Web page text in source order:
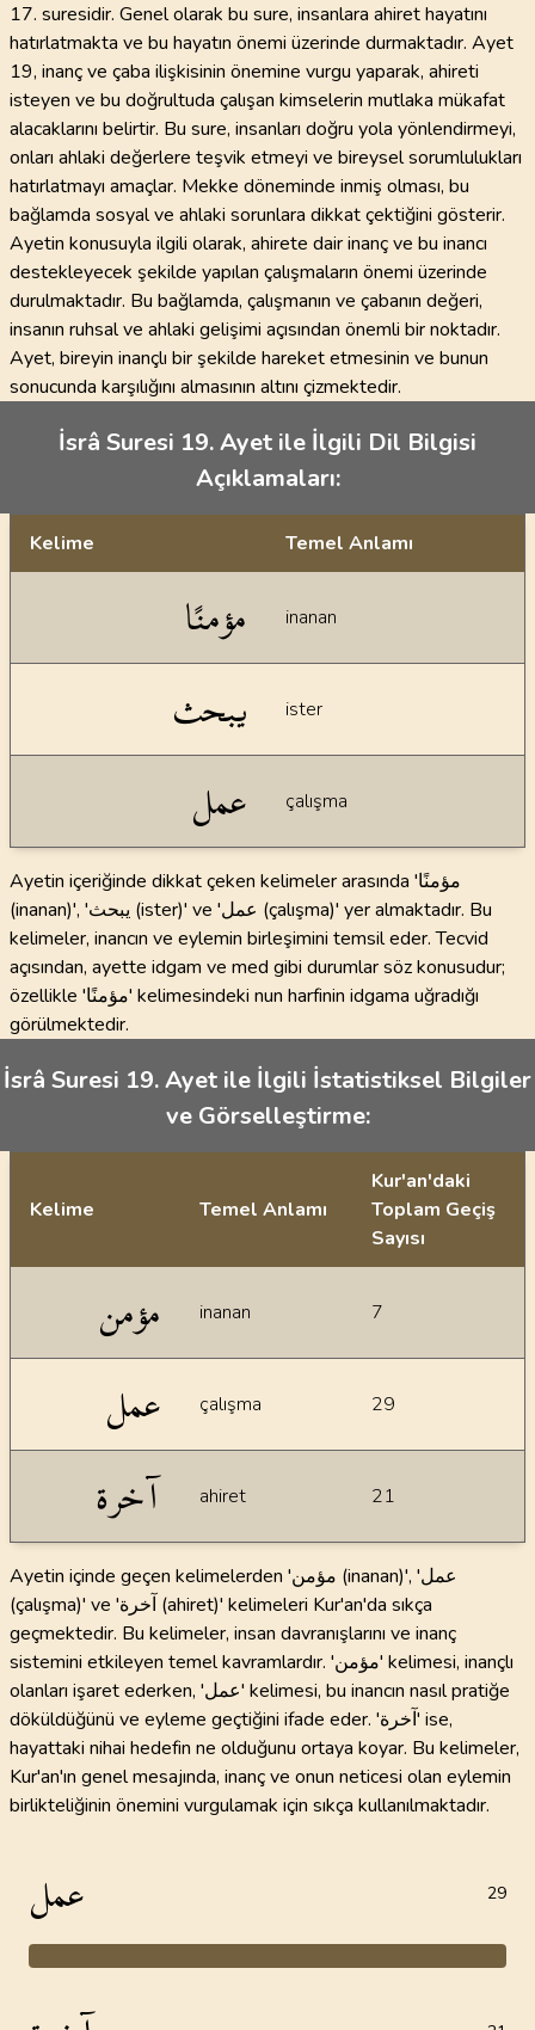
17. suresidir. Genel olarak bu sure, insanlara ahiret hayatını
hatırlatmakta ve bu hayatın önemi üzerinde durmaktadır. Ayet
19, inanç ve çaba ilişkisinin önemine vurgu yaparak, ahireti
isteyen ve bu doğrultuda çalışan kimselerin mutlaka mükafat
alacaklarını belirtir. Bu sure, insanları doğru yola yönlendirmeyi,
onları ahlaki değerlere teşvik etmeyi ve bireysel sorumlulukları
hatırlatmayı amaçlar. Mekke döneminde inmiş olması, bu
bağlamda sosyal ve ahlaki sorunlara dikkat çektiğini gösterir.
Ayetin konusuyla ilgili olarak, ahirete dair inanç ve bu inancı
destekleyecek şekilde yapılan çalışmaların önemi üzerinde
durulmaktadır. Bu bağlamda, çalışmanın ve çabanın değeri,
insanın ruhsal ve ahlaki gelişimi açısından önemli bir noktadır.
Ayet, bireyin inançlı bir şekilde hareket etmesinin ve bunun
sonucunda karşılığını almasının altını çizmektedir.
İsrâ Suresi 19. Ayet ile İlgili Dil Bilgisi
Açıklamaları:
Kelime Temel Anlamı
مؤمنًا inanan
يبحث ister
عمل çalışma
Ayetin içeriğinde dikkat çeken kelimeler arasında 'مؤمنًا
(inanan)', 'يبحث (ister)' ve 'عمل (çalışma)' yer almaktadır. Bu
kelimeler, inancın ve eylemin birleşimini temsil eder. Tecvid
açısından, ayette idgam ve med gibi durumlar söz konusudur;
özellikle 'مؤمنًا' kelimesindeki nun harfinin idgama uğradığı
görülmektedir.
İsrâ Suresi 19. Ayet ile İlgili İstatistiksel Bilgiler
ve Görselleştirme:
Kelime Temel Anlamı
Kur'an'daki
Toplam Geçiş
Sayısı
مؤمن inanan 7
عمل çalışma 29
آخرة ahiret 21
Ayetin içinde geçen kelimelerden 'مؤمن (inanan)', 'عمل
(çalışma)' ve 'آخرة (ahiret)' kelimeleri Kur'an'da sıkça
geçmektedir. Bu kelimeler, insan davranışlarını ve inanç
sistemini etkileyen temel kavramlardır. 'مؤمن' kelimesi, inançlı
olanları işaret ederken, 'عمل' kelimesi, bu inancın nasıl pratiğe
döküldüğünü ve eyleme geçtiğini ifade eder. 'آخرة' ise,
hayattaki nihai hedefin ne olduğunu ortaya koyar. Bu kelimeler,
Kur'an'ın genel mesajında, inanç ve onun neticesi olan eylemin
birlikteliğinin önemini vurgulamak için sıkça kullanılmaktadır.
عمل 29